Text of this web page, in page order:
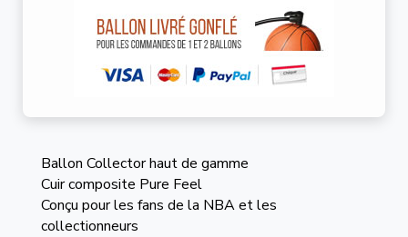
Ballon Collector haut de gamme
Cuir composite Pure Feel
Conçu pour les fans de la NBA et les
collectionneurs